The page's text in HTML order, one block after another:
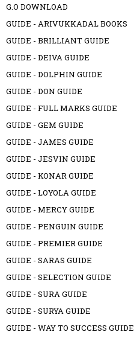
G.O DOWNLOAD
GUIDE - ARIVUKKADAL BOOKS
GUIDE - BRILLIANT GUIDE
GUIDE - DEIVA GUIDE
GUIDE - DOLPHIN GUIDE
GUIDE - DON GUIDE
GUIDE - FULL MARKS GUIDE
GUIDE - GEM GUIDE
GUIDE - JAMES GUIDE
GUIDE - JESVIN GUIDE
GUIDE - KONAR GUIDE
GUIDE - LOYOLA GUIDE
GUIDE - MERCY GUIDE
GUIDE - PENGUIN GUIDE
GUIDE - PREMIER GUIDE
GUIDE - SARAS GUIDE
GUIDE - SELECTION GUIDE
GUIDE - SURA GUIDE
GUIDE - SURYA GUIDE
GUIDE - WAY TO SUCCESS GUIDE